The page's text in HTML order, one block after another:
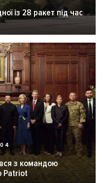
із 28 ракет під час
з командою
Patriot